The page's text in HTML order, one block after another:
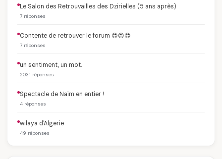
Le Salon des Retrouvailles des Dzirielles (5 ans après)
7 réponses
Contente de retrouver le forum 😍😍😍
7 réponses
un sentiment, un mot.
2031 réponses
Spectacle de Naïm en entier !
4 réponses
wilaya d'Algerie
49 réponses